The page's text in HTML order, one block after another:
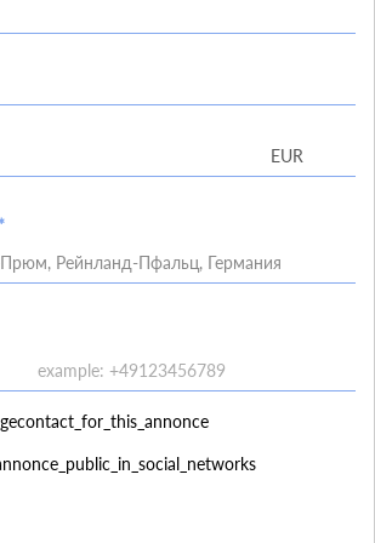
Рейнланд-Пфальц, Германия